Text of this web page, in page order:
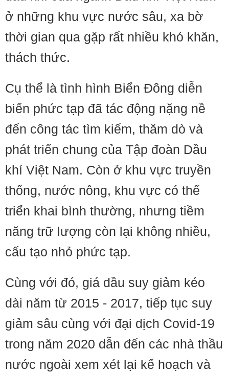
ở những khu vực nước sâu, xa bờ
thời gian qua gặp rất nhiều khó khăn,
thách thức.
Cụ thể là tình hình Biển Đông diễn
biến phức tạp đã tác động nặng nề
đến công tác tìm kiếm, thăm dò và
phát triển chung của Tập đoàn Dầu
khí Việt Nam. Còn ở khu vực truyền
thống, nước nông, khu vực có thể
triển khai bình thường, nhưng tiềm
năng trữ lượng còn lại không nhiều,
cấu tạo nhỏ phức tạp.
Cùng với đó, giá dầu suy giảm kéo
dài năm từ 2015 - 2017, tiếp tục suy
giảm sâu cùng với đại dịch Covid-19
trong năm 2020 dẫn đến các nhà thầu
nước ngoài xem xét lại kế hoạch và